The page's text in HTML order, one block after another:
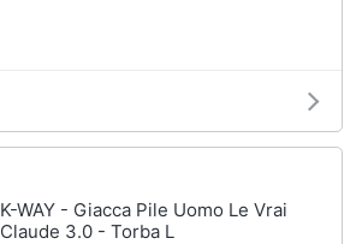
K-WAY - Giacca Pile Uomo Le Vrai
Claude 3.0 - Torba L